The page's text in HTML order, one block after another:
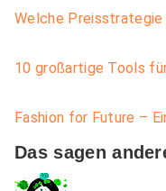
Welche
10 großartige Tools
Fashion for Future –
Das sagen